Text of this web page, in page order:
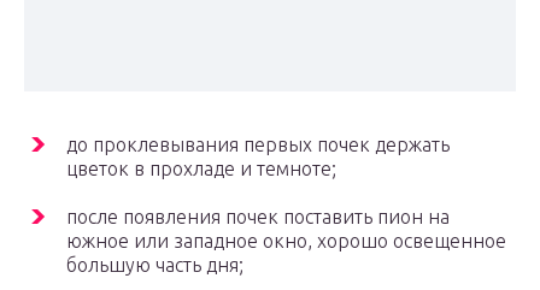
до проклевывания первых почек держать
цветок в прохладе и темноте;
после появления почек поставить пион на
южное или западное окно, хорошо освещенное
большую часть дня;